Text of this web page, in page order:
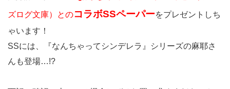
ズログ文庫）とのコラボSSペーパーをプレゼントしち
ゃいます！
SSには、『なんちゃってシンデレラ』シリーズの麻耶さ
んも登場…!?